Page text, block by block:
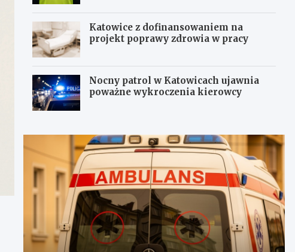
Katowice z dofinansowaniem na
projekt poprawy zdrowia w pracy
Nocny patrol w Katowicach ujawnia
poważne wykroczenia kierowcy